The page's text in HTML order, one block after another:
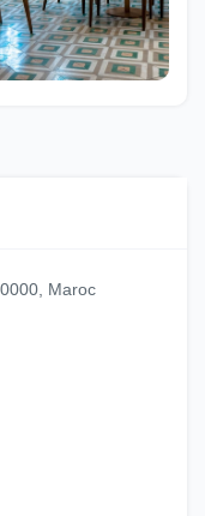
Maroc